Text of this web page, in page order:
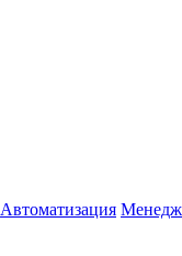
Автоматизация